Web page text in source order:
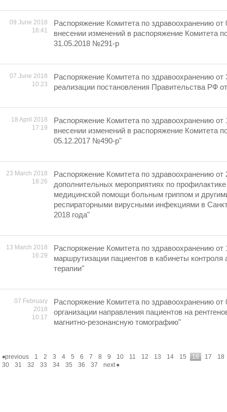
09 June 2018
16:41
Распоряжение Комитета по здравоохранению
внесении изменений в распоряжение Комитета
31.05.2018 №291-р
07 June 2018
10:23
Распоряжение Комитета по здравоохранению
реализации постановления Правительства РФ
18 April 2018
17:19
Распоряжение Комитета по здравоохранению
внесении изменений в распоряжение Комитета
05.12.2017 №490-р"
23 March 2018
18:26
Распоряжение Комитета по здравоохранению
дополнительных мероприятиях по
медицинской помощи больным гриппом и
респираторными вирусными инфекциями в
2018 года"
13 March 2018
16:29
Распоряжение Комитета по здравоохранению
маршрутизации пациентов в кабинеты контроля
терапии"
07 February
2018
10:17
Распоряжение Комитета по здравоохранению
организации направления пациентов на
магнитно-резонансную томографию"
previous 1 2 3 4 5 6 7 8 9 10 11 12 13 14 15 16 17
18
30
31 32 33 34 35 36 37 next